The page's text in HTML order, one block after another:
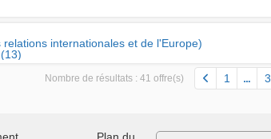
relations internationales et de l'Europe)
Nombre de résultats : 41 offre(s) 1 3